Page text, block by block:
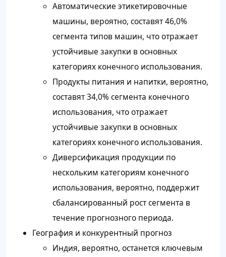
Автоматические этикетировочные
машины, вероятно, составят 46,0%
сегмента типов машин, что отражает
устойчивые закупки в основных
категориях конечного использования.
Продукты питания и напитки, вероятно,
составят 34,0% сегмента конечного
использования, что отражает
устойчивые закупки в основных
категориях конечного использования.
Диверсификация продукции по
нескольким категориям конечного
использования, вероятно, поддержит
сбалансированный рост сегмента в
течение прогнозного периода.
География и конкурентный прогноз
Индия, вероятно, останется ключевым